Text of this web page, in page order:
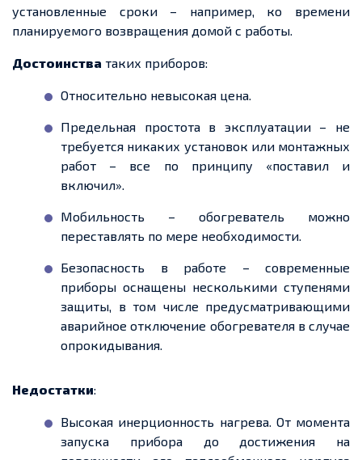
установленные сроки – например, ко времени
планируемого возвращения домой с работы.
Достоинства таких приборов:
Относительно невысокая цена.
Предельная простота в эксплуатации – не
требуется никаких установок или монтажных
работ – все по принципу «поставил и
включил».
Мобильность – обогреватель можно
переставлять по мере необходимости.
Безопасность в работе – современные
приборы оснащены несколькими ступенями
защиты, в том числе предусматривающими
аварийное отключение обогревателя в случае
опрокидывания.
Недостатки:
Высокая инерционность нагрева. От момента
запуска прибора до достижения на